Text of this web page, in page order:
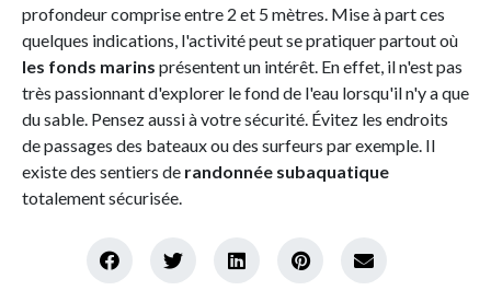
profondeur comprise entre 2 et 5 mètres. Mise à part ces
quelques indications, l'activité peut se pratiquer partout où
les fonds marins présentent un intérêt. En effet, il n'est pas
très passionnant d'explorer le fond de l'eau lorsqu'il n'y a que
du sable. Pensez aussi à votre sécurité. Évitez les endroits
de passages des bateaux ou des surfeurs par exemple. Il
existe des sentiers de randonnée subaquatique
totalement sécurisée.